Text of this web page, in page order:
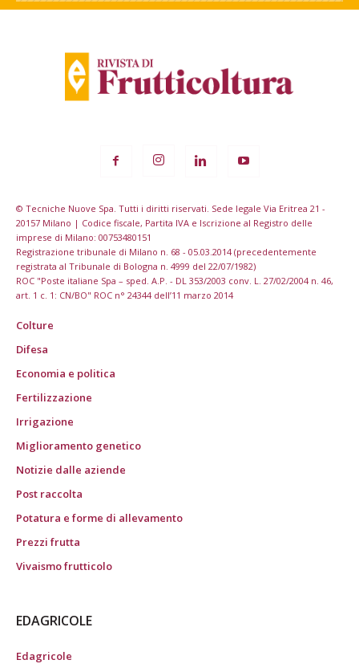
© Tecniche Nuove Spa. Tutti i diritti riservati. Sede legale Via Eritrea 21 -
20157 Milano | Codice fiscale, Partita IVA e Iscrizione al Registro delle
imprese di Milano: 00753480151
Registrazione tribunale di Milano n. 68 - 05.03.2014 (precedentemente
registrata al Tribunale di Bologna n. 4999 del 22/07/1982)
ROC "Poste italiane Spa – sped. A.P. - DL 353/2003 conv. L. 27/02/2004 n. 46,
art. 1 c. 1: CN/BO" ROC n° 24344 dell’11 marzo 2014
Colture
Difesa
Economia e politica
Fertilizzazione
Irrigazione
Miglioramento genetico
Notizie dalle aziende
Post raccolta
Potatura e forme di allevamento
Prezzi frutta
Vivaismo frutticolo
EDAGRICOLE
Edagricole